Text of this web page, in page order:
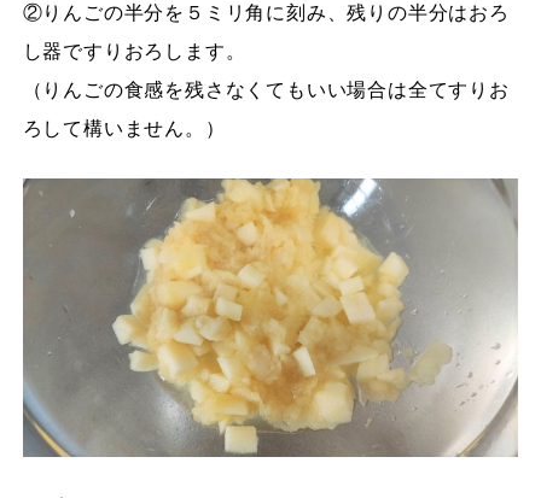
②りんごの半分を５ミリ角に刻み、残りの半分はおろ
し器ですりおろします。
（りんごの食感を残さなくてもいい場合は全てすりお
ろして構いません。）